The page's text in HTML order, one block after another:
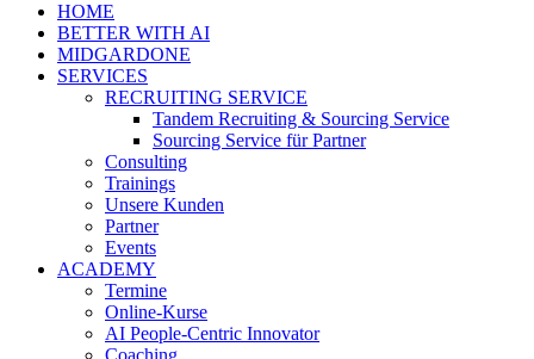
HOME
BETTER WITH AI
MIDGARDONE
SERVICES
RECRUITING SERVICE
Tandem Recruiting & Sourcing Service
Sourcing Service für Partner
Consulting
Trainings
Unsere Kunden
Partner
Events
ACADEMY
Termine
Online-Kurse
AI People-Centric Innovator
Coaching